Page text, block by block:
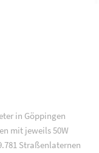
in Göppingen
mit jeweils 50W
Straßenlaternen